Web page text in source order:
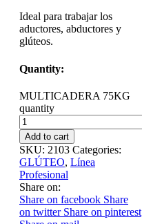
Ideal para trabajar los
aductores, abductores y
glúteos.
Quantity:
MULTICADERA 75KG
quantity
Add to cart
SKU: 2103 Categories:
GLÚTEO, Línea
Profesional
Share on:
Share on facebook Share
on twitter Share on pinterest